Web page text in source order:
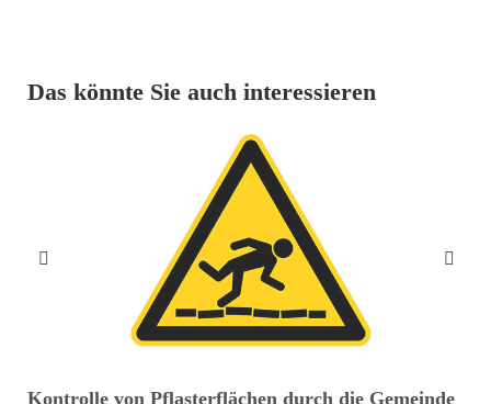
Das könnte Sie auch interessieren
Kontrolle von Pflasterflächen durch die Gemeinde